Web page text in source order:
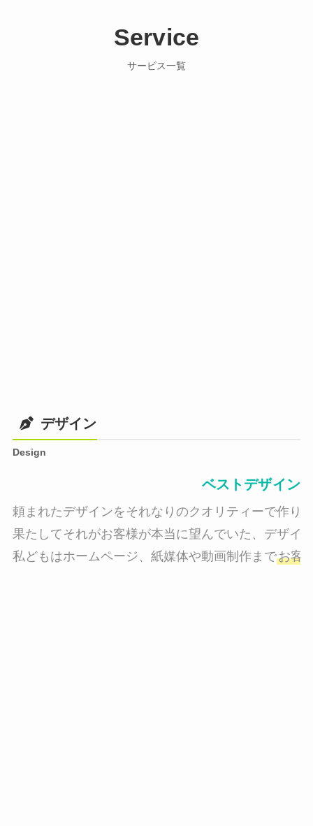
Service
サービス一覧
デザイン
Design
ベストデザイン
頼まれたデザインをそれなりのクオリティーで作り
果たしてそれがお客様が本当に望んでいた、デザイ
私どもはホームページ、紙媒体や動画制作までお客